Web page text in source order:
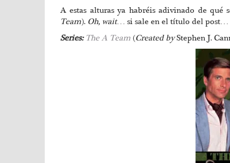
A estas alturas ya habréis adivinado de qué
Team). Oh, wait… si sale en el título del post…
Series: The A Team(Created byStephen J.